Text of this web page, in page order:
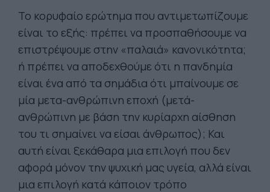
Το κορυφαίο ερώτημα που αντιμετωπίζουμε
είναι το εξής: πρέπει να προσπαθήσουμε να
επιστρέψουμε στην «παλαιά» κανονικότητα;
ή πρέπει να αποδεχθούμε ότι η πανδημία
είναι ένα από τα σημάδια ότι μπαίνουμε σε
μία μετα-ανθρώπινη εποχή (μετά-
ανθρώπινη με βάση την κυρίαρχη αίσθηση
του τι σημαίνει να είσαι άνθρωπος); Και
αυτή είναι ξεκάθαρα μια επιλογή που δεν
αφορά μόνον την ψυχική μας υγεία, αλλά είναι
μια επιλογή κατά κάποιον τρόπο